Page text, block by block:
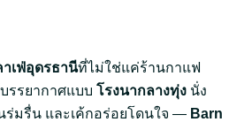
าเฟ่อุดรธานีที่ไม่ใช่แค่ร้านกาแฟ
รรยากาศแบบ โรงนากลางทุ่ง นั่ง
ร่มรื่น และเค้กอร่อยโดนใจ — Barn